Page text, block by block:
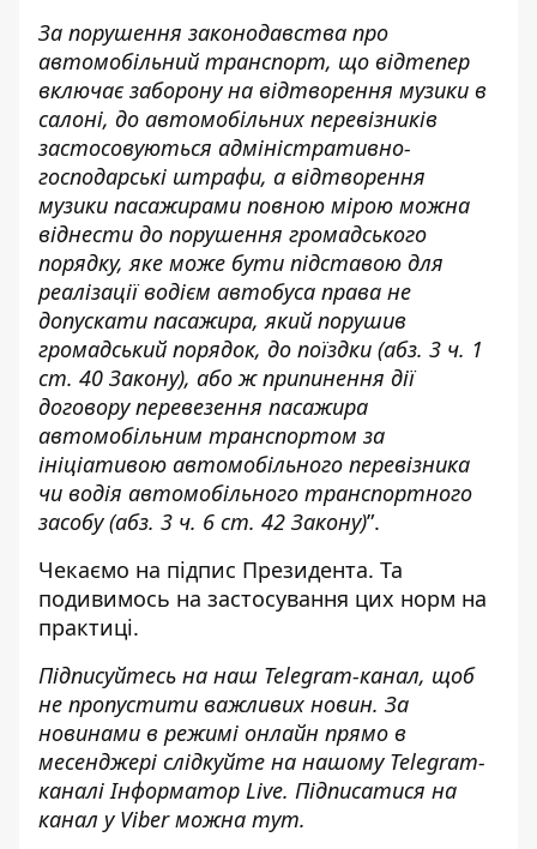
За порушення законодавства про
автомобільний транспорт, що відтепер
включає заборону на відтворення музики в
салоні, до автомобільних перевізників
застосовуються адміністративно-
господарські штрафи, а відтворення
музики пасажирами повною мірою можна
віднести до порушення громадського
порядку, яке може бути підставою для
реалізації водієм автобуса права не
допускати пасажира, який порушив
громадський порядок, до поїздки (абз. 3 ч. 1
ст. 40 Закону), або ж припинення дії
договору перевезення пасажира
автомобільним транспортом за
ініціативою автомобільного перевізника
чи водія автомобільного транспортного
засобу (абз. 3 ч. 6 ст. 42 Закону)”.
Чекаємо на підпис Президента. Та
подивимось на застосування цих норм на
практиці.
Підписуйтесь на наш Telegram-канал, щоб
не пропустити важливих новин. За
новинами в режимі онлайн прямо в
месенджері слідкуйте на нашому Telegram-
каналіІнформатор Live. Підписатися на
канал у Viber можна тут.